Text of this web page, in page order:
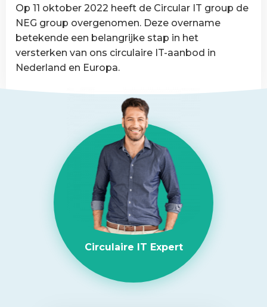
aanbieder
van
België
Op 11 oktober 2022 heeft de Circular IT group de
NEG group overgenomen. Deze overname
betekende een belangrijke stap in het
versterken van ons circulaire IT-aanbod in
Nederland en Europa.
overgenomen
Circulaire IT Expert